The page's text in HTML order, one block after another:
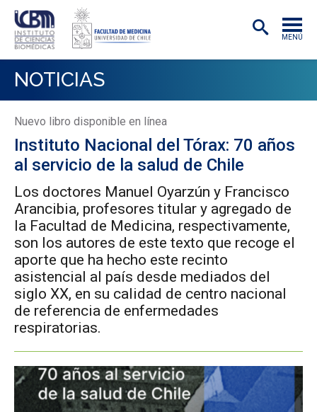
MENÚ
ACADÉMICAS/OS
PREGRADO
POSTGRADO
PUBLICACIONES
EXTENSIÓN
NOTICIAS
Nuevo libro disponible en línea
Instituto Nacional del Tórax: 70 años
al servicio de la salud de Chile
Los doctores Manuel Oyarzún y Francisco
Arancibia, profesores titular y agregado de
la Facultad de Medicina, respectivamente,
son los autores de este texto que recoge el
aporte que ha hecho este recinto
asistencial al país desde mediados del
siglo XX, en su calidad de centro nacional
de referencia de enfermedades
respiratorias.